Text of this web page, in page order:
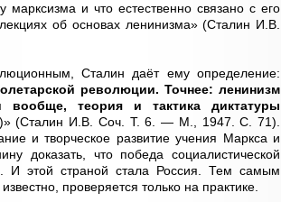
и что естественно связано с его
об основах ленинизма» (Сталин И.В.
Сталин даёт ему определение:
революции. Точнее: ленинизм
вообще, теория и тактика диктатуры
(Сталин И.В. Соч. Т. 6. — М., 1947. С. 71).
и творческое развитие учения Маркса и
доказать, что победа социалистической
И этой страной стала Россия. Тем самым
проверяется только на практике.